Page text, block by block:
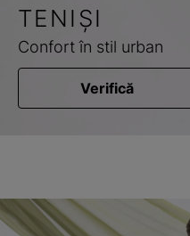
TENIȘI
Confort în stil urban
Verifică